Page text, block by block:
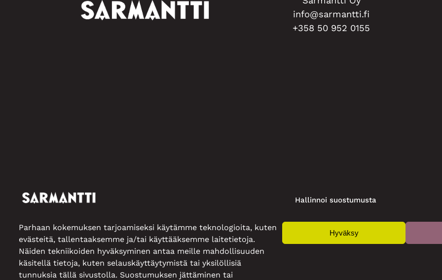
Hallinnoi suostumusta
Parhaan kokemuksen tarjoamiseksi käytämme teknologioita, kuten
evästeitä, tallentaaksemme ja/tai käyttääksemme laitetietoja.
Näiden tekniikoiden hyväksyminen antaa meille mahdollisuuden
käsitellä tietoja, kuten selauskäyttäytymistä tai yksilöllisiä
tunnuksia tällä sivustolla. Suostumuksen jättäminen tai
Hyväksy
info@sarmantti.fi
+358 50 952 0155